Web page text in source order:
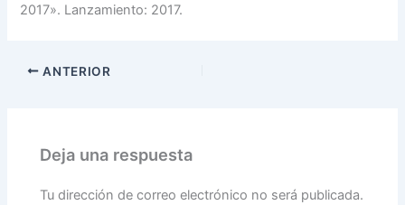
2017». Lanzamiento: 2017.
ANTERIOR
Deja una respuesta
Tu dirección de correo electrónico no será publicada.